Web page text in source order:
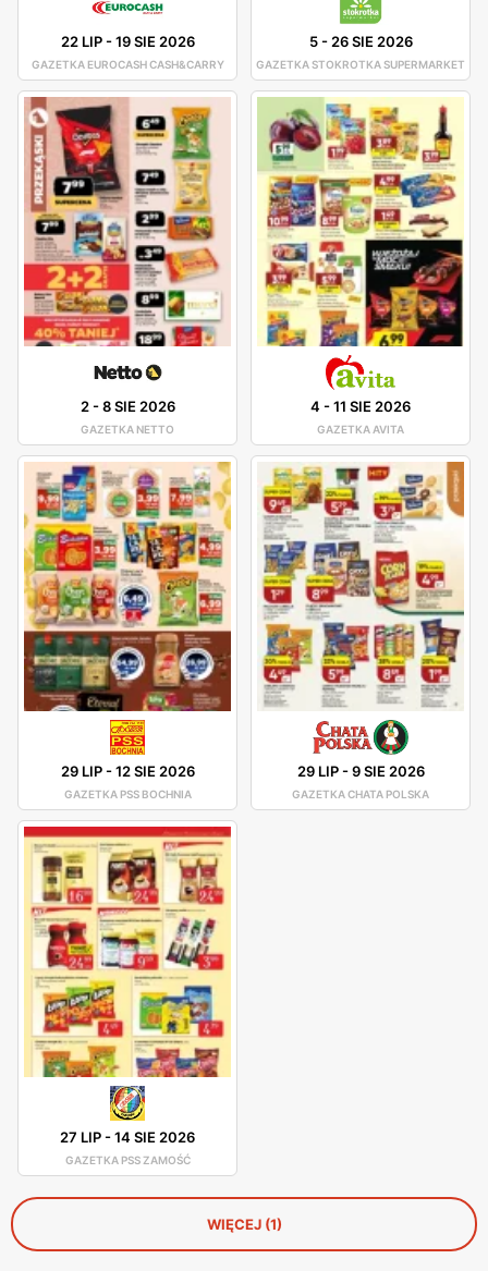
22 LIP-19 SIE 2026
GAZETKA EUROCASH CASH&CARRY
5- 26 SIE 2026
GAZETKA STOKROTKA SUPERMARKET
2-8 SIE 2026
GAZETKA NETTO
4 -11 SIE 2026
GAZETKA AVITA
29 LIP-12 SIE 2026
GAZETKA PSS BOCHNIA
29 LIP-9 SIE 2026
GAZETKA CHATA POLSKA
27 LIP-14 SIE 2026
GAZETKA PSS ZAMOŚĆ
WIĘCEJ (1)